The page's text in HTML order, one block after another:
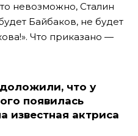
невозможно, Сталин
Байбаков, не будет
Что приказано —
что у
появилась
известная актриса